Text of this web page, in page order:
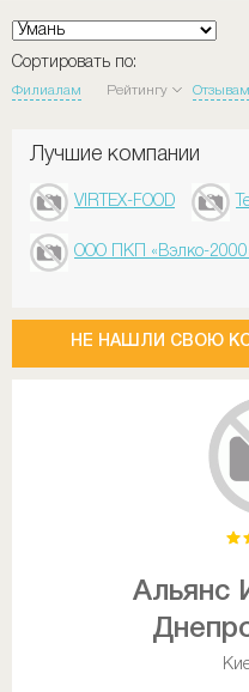
Сортировать по:
Филиалам Рейтингу Отзывам
Лучшие компании
VIRTEX-FOOD
ООО ПКП «Вэлко-
НЕ НАШЛИ СВОЮ
Альянс